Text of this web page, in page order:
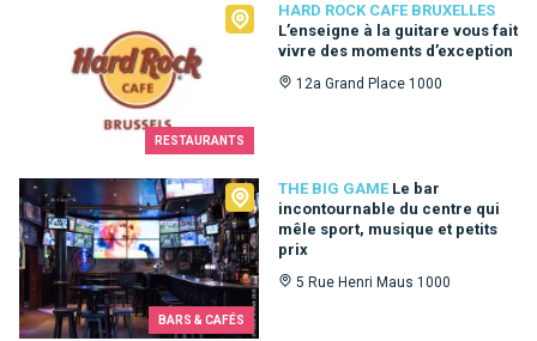
RESTAURANTS
HARD ROCK CAFE BRUXELLES
L’enseigne à la guitare vous fait
vivre des moments d’exception
12a Grand Place 1000
Hard Rock Cafe Bruxelles
BARS & CAFÉS
THE BIG GAME Le bar
incontournable du centre qui
mêle sport, musique et petits
prix
5 Rue Henri Maus 1000
The Big Game